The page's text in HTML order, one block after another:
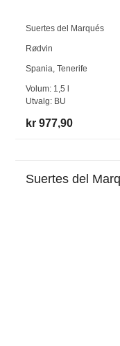
Suertes del Marqués
Rødvin
Spania,Tenerife
Volum: 1,5
Utvalg: BU
kr 977,90
Suertes del